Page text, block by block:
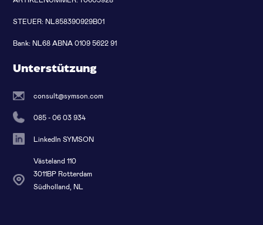
STEUER: NL858390929B01
Bank: NL68 ABNA 0109 5622 91
Unterstützung
consult@symson.com
085 - 06 03 934
LinkedIn SYMSON
Västeland 110
3011BP Rotterdam
Südholland, NL